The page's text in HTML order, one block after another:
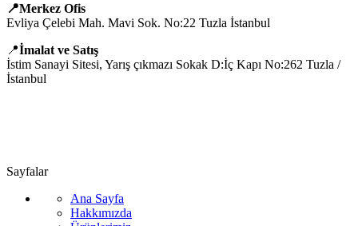
📍Merkez Ofis
Evliya Çelebi Mah. Mavi Sok. No:22 Tuzla İstanbul
📍İmalat ve Satış
İstim Sanayi Sitesi, Yarış çıkmazı Sokak D:İç Kapı No:262 Tuzla /
İstanbul
Sayfalar
Ana Sayfa
Hakkımızda